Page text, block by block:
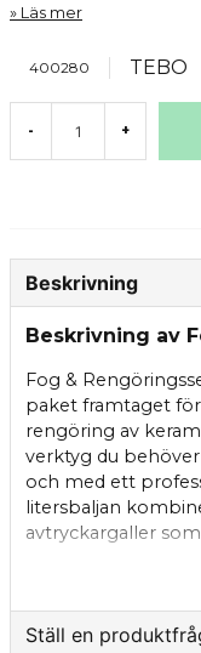
Läs mer
400280 TEBO
- +
Beskrivning
Beskrivning av
Fog &
paket framtaget
rengöring av
verktyg du
och med ett
litersbaljan
avtryckargaller
längre arbetspass,
medföljande
ytor. Perfekt för
Ställ en